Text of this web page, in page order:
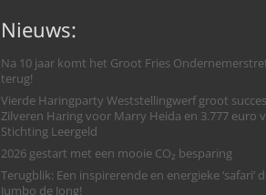
Nieuws:
Na 10 jaar komt het Groot Fries
terug!
Vierde Haringparty Weststellingwerf groot
Zilveren Haring voor Marry Heida en 3.777 euro
Stichting Leergeld
2026 gestart met een mooie CO₂ besparing
Terugblik: Een inspirerende en energieke ‘safari’
Jumbo de Jong!